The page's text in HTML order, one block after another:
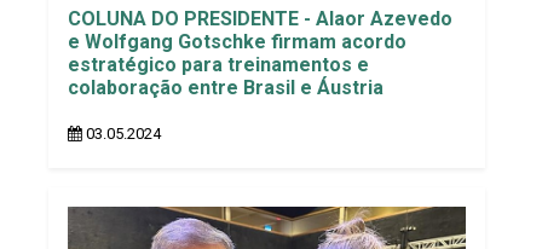
COLUNA DO PRESIDENTE - Alaor Azevedo
e Wolfgang Gotschke firmam acordo
estratégico para treinamentos e
colaboração entre Brasil e Áustria
03.05.2024